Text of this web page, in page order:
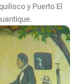
y Puerto El